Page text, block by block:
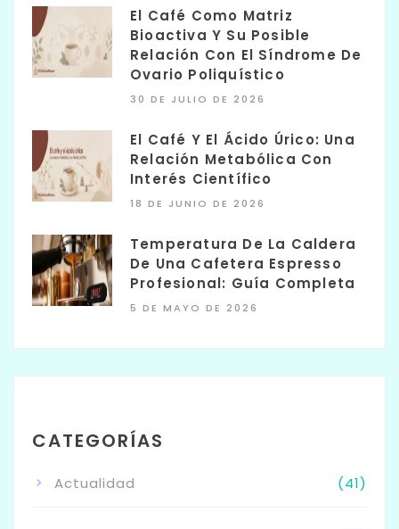
El Café Como Matriz
Bioactiva Y Su Posible
Relación Con El Síndrome De
Ovario Poliquístico
30 DE JULIO DE 2026
El Café Y El Ácido Úrico: Una
Relación Metabólica Con
Interés Científico
18 DE JUNIO DE 2026
Temperatura De La Caldera
De Una Cafetera Espresso
Profesional: Guía Completa
5 DE MAYO DE 2026
CATEGORÍAS
Actualidad (41)